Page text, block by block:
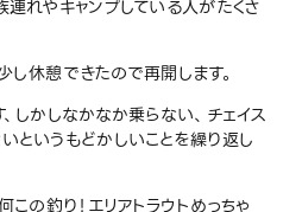
れやキャンプしている人がたくさ
休憩できたので再開します。
しかしなかなか乗らない、チェイス
というもどかしいことを繰り返し
この釣り！エリアトラウトめっちゃ